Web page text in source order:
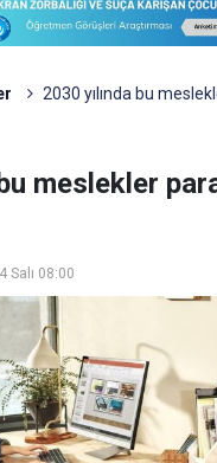
2030 yılında bu
meslekler
Salı 08:00